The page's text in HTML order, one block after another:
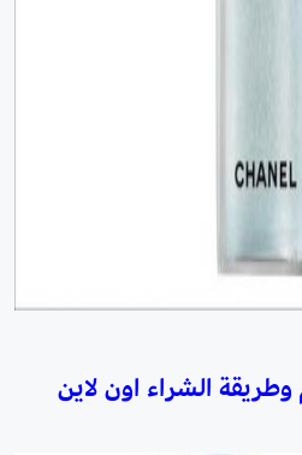
الشراء اون لاين